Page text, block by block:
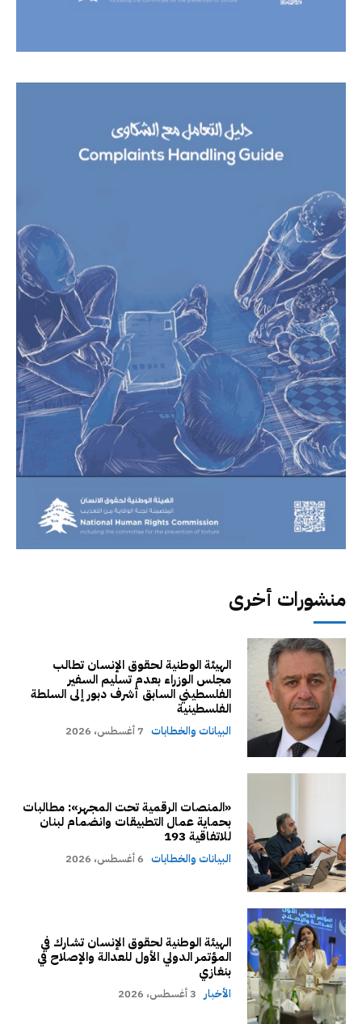
منشورات أخرى
الهيئة الوطنية لحقوق الإنسان تطالب
مجلس الوزراء بعدم تسليم السفير
الفلسطيني السابق أشرف دبور إلى السلطة
الفلسطينية
البيانات والخطابات 7 أغسطس، 2026
«المنصات الرقمية تحت المجهر»: مطالبات
بحماية عمال التطبيقات وانضمام لبنان
للاتفاقية 193
البيانات والخطابات 6 أغسطس، 2026
الهيئة الوطنية لحقوق الإنسان تشارك في
المؤتمر الدولي الأول للعدالة والإصلاح في
بنغازي
الأخبار 3 أغسطس، 2026